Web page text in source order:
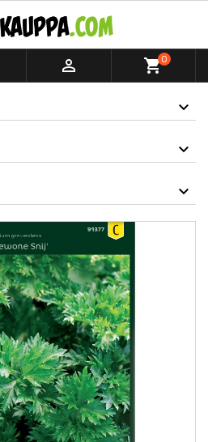
 shopping_cart0